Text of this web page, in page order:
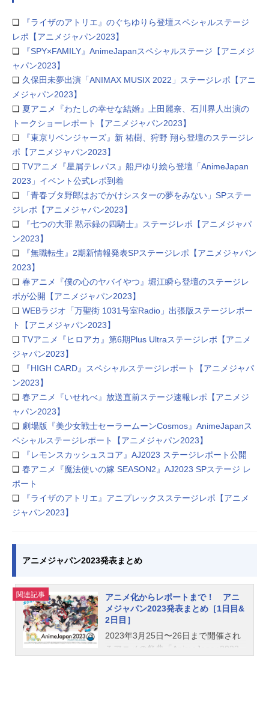
❏
『ライザのアトリエ』のぐちゆりら登壇スペシャルステージ
レポ【アニメジャパン2023】
❏
『SPY×FAMILY』AnimeJapanスペシャルステージ【アニメジ
ャパン2023】
❏ 久保田未夢出演「ANIMAX MUSIX 2022」ステージレポ【アニ
メジャパン2023】
❏ 夏アニメ『わたしの幸せな結婚』上田麗奈、石川界人出演の
トークショーレポート【アニメジャパン2023】
❏
『東京リベンジャーズ』新 祐樹、狩野 翔ら登壇のステージレ
ポ【アニメジャパン2023】
❏ TVアニメ『星屑テレパス』船戸ゆり絵ら登壇「AnimeJapan
2023」イベント公式レポ到着
❏
「青春ブタ野郎はおでかけシスターの夢をみない」SPステー
ジレポ【アニメジャパン2023】
❏
『七つの大罪 黙示録の四騎士』ステージレポ【アニメジャパ
ン2023】
❏
『無職転生』2期新情報発表SPステージレポ【アニメジャパン
2023】
❏ 春アニメ『僕の心のヤバイやつ』堀江瞬ら登壇のステージレ
ポが公開【アニメジャパン2023】
❏ WEBラジオ「万聖街 1031号室Radio」出張版ステージレポー
ト【アニメジャパン2023】
❏ TVアニメ『ヒロアカ』第6期Plus Ultraステージレポ【アニメ
ジャパン2023】
❏
『HIGH CARD』スペシャルステージレポート【アニメジャパ
ン2023】
❏ 春アニメ『いせれべ』放送直前ステージ速報レポ【アニメジ
ャパン2023】
❏ 劇場版『美少女戦士セーラームーンCosmos』AnimeJapanス
ペシャルステージレポート【アニメジャパン2023】
❏
『レモンスカッシュスコア』AJ2023 ステージレポート公開
❏ 春アニメ『魔法使いの嫁 SEASON2』AJ2023 SPステージ レ
ポート
❏
『ライザのアトリエ』アニプレックスステージレポ【アニメ
ジャパン2023】
アニメジャパン2023発表まとめ
関連記事
アニメ化からレポートまで！ アニ
メジャパン2023発表まとめ［1日目&
2日目］
2023年3月25日〜26日まで開催され
るアニメの祭典「AnimeJapan2023